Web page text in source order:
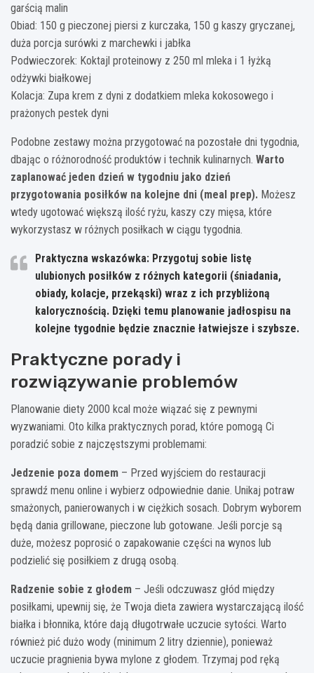
garścią malin
Obiad: 150 g pieczonej piersi z kurczaka, 150 g kaszy gryczanej,
duża porcja surówki z marchewki i jabłka
Podwieczorek: Koktajl proteinowy z 250 ml mleka i 1 łyżką
odżywki białkowej
Kolacja: Zupa krem z dyni z dodatkiem mleka kokosowego i
prażonych pestek dyni
Podobne zestawy można przygotować na pozostałe dni tygodnia,
dbając o różnorodność produktów i technik kulinarnych. Warto
zaplanować jeden dzień w tygodniu jako dzień
przygotowania posiłków na kolejne dni (meal prep). Możesz
wtedy ugotować większą ilość ryżu, kaszy czy mięsa, które
wykorzystasz w różnych posiłkach w ciągu tygodnia.
Praktyczna wskazówka: Przygotuj sobie listę
ulubionych posiłków z różnych kategorii (śniadania,
obiady, kolacje, przekąski) wraz z ich przybliżoną
kalorycznością. Dzięki temu planowanie jadłospisu na
kolejne tygodnie będzie znacznie łatwiejsze i szybsze.
Praktyczne porady i
rozwiązywanie problemów
Planowanie diety 2000 kcal może wiązać się z pewnymi
wyzwaniami. Oto kilka praktycznych porad, które pomogą Ci
poradzić sobie z najczęstszymi problemami:
Jedzenie poza domem – Przed wyjściem do restauracji
sprawdź menu online i wybierz odpowiednie danie. Unikaj potraw
smażonych, panierowanych i w ciężkich sosach. Dobrym wyborem
będą dania grillowane, pieczone lub gotowane. Jeśli porcje są
duże, możesz poprosić o zapakowanie części na wynos lub
podzielić się posiłkiem z drugą osobą.
Radzenie sobie z głodem – Jeśli odczuwasz głód między
posiłkami, upewnij się, że Twoja dieta zawiera wystarczającą ilość
białka i błonnika, które dają długotrwałe uczucie sytości. Warto
również pić dużo wody (minimum 2 litry dziennie), ponieważ
uczucie pragnienia bywa mylone z głodem. Trzymaj pod ręką